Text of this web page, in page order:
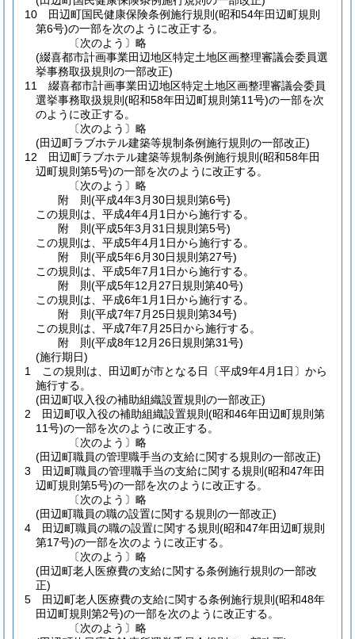
10
田辺町国民健康保険条例施行規則 (昭和54年田辺町規則
第6号)の一部を次のように改正する。
〔次のよう〕略
(綴喜都市計画事業田辺地区特定土地区画整理審議会委員選
挙事務取扱規則の一部改正)
11
綴喜都市計画事業田辺地区特定土地区画整理審議会委員
選挙事務取扱規則 (昭和58年田辺町規則第11号)の一部を次
のように改正する。
〔次のよう〕略
(田辺町ラブホテル建築等規制条例施行規則の一部改正)
12
田辺町ラブホテル建築等規制条例施行規則 (昭和58年田
辺町規則第5号)の一部を次のように改正する。
〔次のよう〕略
附 則(平成4年3月30日規則第6号)
この規則は、平成4年4月1日から施行する。
附 則(平成5年3月31日規則第5号)
この規則は、平成5年4月1日から施行する。
附 則(平成5年6月30日規則第27号)
この規則は、平成5年7月1日から施行する。
附 則(平成5年12月27日規則第40号)
この規則は、平成6年1月1日から施行する。
附 則(平成7年7月25日規則第34号)
この規則は、平成7年7月25日から施行する。
附 則(平成8年12月26日規則第31号)
(施行期日)
1
この規則は、田辺町が市となる日〔平成9年4月1日〕から
施行する。
(田辺町収入役の補助組織設置規則の一部改正)
2
田辺町収入役の補助組織設置規則 (昭和46年田辺町規則第
11号)の一部を次のように改正する。
〔次のよう〕略
(田辺町職員の管理職手当の支給に関する規則の一部改正)
3
田辺町職員の管理職手当の支給に関する規則 (昭和47年田
辺町規則第5号)の一部を次のように改正する。
〔次のよう〕略
(田辺町職員の職の設置に関する規則の一部改正)
4
田辺町職員の職の設置に関する規則 (昭和47年田辺町規則
第17号)の一部を次のように改正する。
〔次のよう〕略
(田辺町老人医療費の支給に関する条例施行規則の一部改
正)
5
田辺町老人医療費の支給に関する条例施行規則 (昭和48年
田辺町規則第2号)の一部を次のように改正する。
〔次のよう〕略